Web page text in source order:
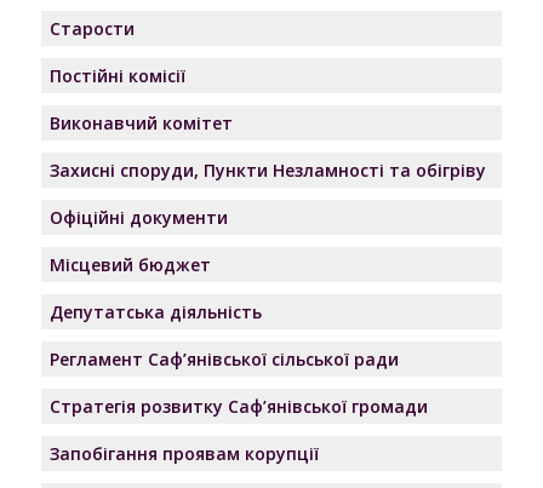
Старости
Постійні комісії
Виконавчий комітет
Захисні споруди, Пункти Незламності та обігріву
Офіційні документи
Місцевий бюджет
Депутатська діяльність
Регламент Саф’янівської сільської ради
Стратегія розвитку Саф’янівської громади
Запобігання проявам корупції